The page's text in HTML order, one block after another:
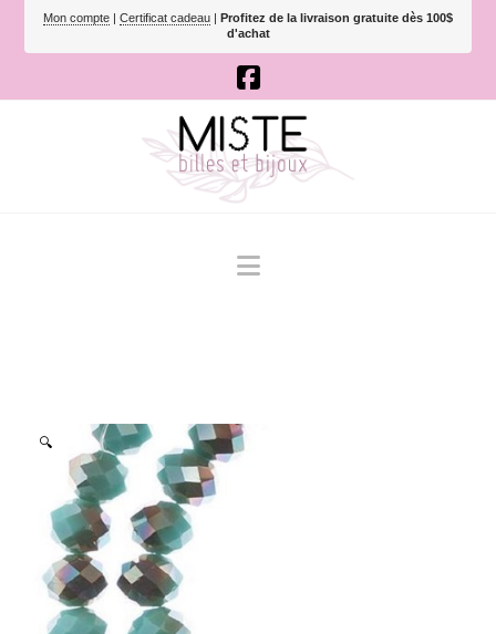
Mon compte | Certificat cadeau | Profitez de la livraison gratuite dès 100$
d'achat
Navigation
🔍